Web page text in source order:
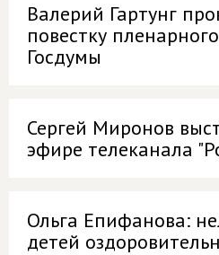
Валерий Гартунг
повестку
Госдумы
Сергей Миронов
эфире телеканала
Ольга Епифанова:
детей